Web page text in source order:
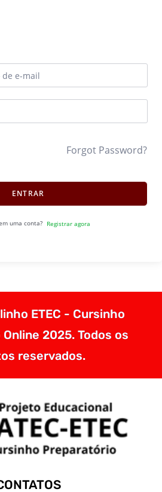
Forgot Password?
ENTRAR
uma conta? Registrar agora
ETEC - Cursinho
2025. Todos os
reservados.